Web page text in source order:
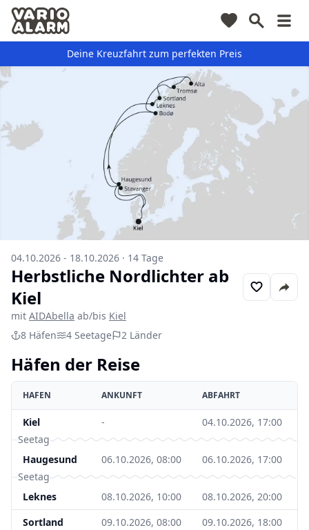
Deine Kreuzfahrt zum perfekten Preis
04.10.2026 - 18.10.2026 · 14 Tage
Herbstliche Nordlichter ab
Kiel
mit AIDAbella ab/bis Kiel
8 Häfen 4 Seetage 2 Länder
Häfen der Reise
HAFEN ANKUNFT ABFAHRT
Kiel -
04.10.2026, 17:00
Seetag
Haugesund
06.10.2026, 08:00
06.10.2026, 17:00
Seetag
Leknes
08.10.2026, 10:00
08.10.2026, 20:00
Sortland
09.10.2026, 08:00
09.10.2026, 18:00